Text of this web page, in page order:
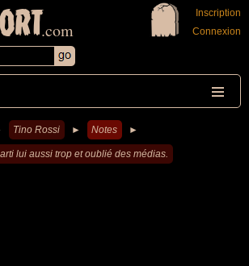
.com
Inscription
Connexion
Tino Rossi ► Notes ►
lui aussi trop et oublié des médias.